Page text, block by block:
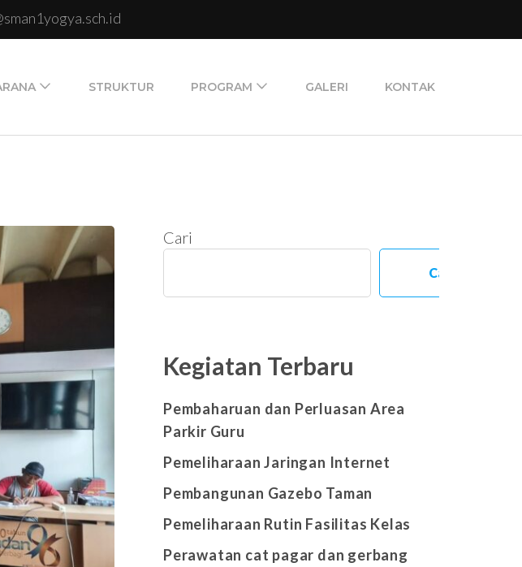
STRUKTUR PROGRAM GALERI KONTAK
Cari
Cari
Kegiatan Terbaru
Pembaharuan dan Perluasan Area
Parkir Guru
Pemeliharaan Jaringan Internet
Pembangunan Gazebo Taman
Pemeliharaan Rutin Fasilitas Kelas
Perawatan cat pagar dan gerbang